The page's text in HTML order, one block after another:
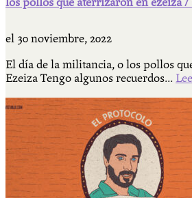
el 30 noviembre, 2022
El día de la militancia, o los pollos
Ezeiza Tengo algunos recuerdos...